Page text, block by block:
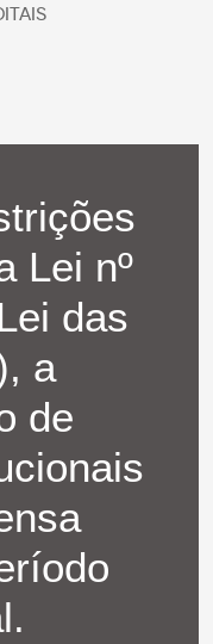
Lei nº
das
a
de